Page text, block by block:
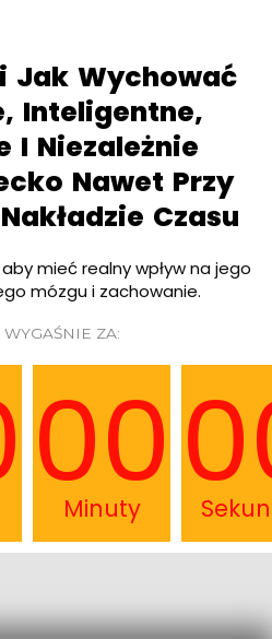
Jak Wychować
Inteligentne,
I Niezależnie
Nawet Przy
Czasu
mieć realny wpływ na jego
mózgu i zachowanie.
WYGAŚNIE ZA:
00
Minuty